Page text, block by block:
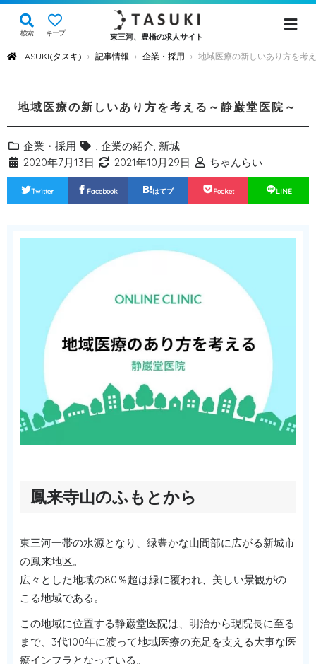
検索 キープ 東三河、豊橋の求人サイト
TASUKI(タスキ) › 記事情報 › 企業・採用 › 地域医療の新しいあり方を考
地域医療の新しいあり方を考える～静巌堂医院～
企業・採用 , 企業の紹介, 新城
2020年7月13日
2021年10月29日 ちゃんらい
Twitter Facebook はてブ Pocket LINE
鳳来寺山のふもとから
東三河一帯の水源となり、緑豊かな山間部に広がる新城市
の鳳来地区。
広々とした地域の80％超は緑に覆われ、美しい景観がの
こる地域である。
この地域に位置する静巌堂医院は、明治から現院長に至る
まで、3代100年に渡って地域医療の充足を支える大事な医
療インフラとなっている。